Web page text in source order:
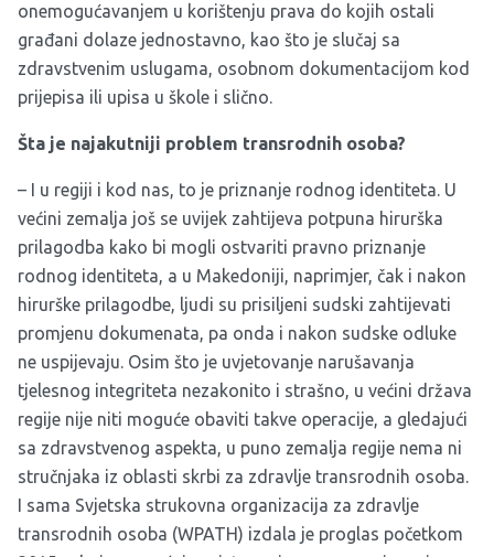
onemogućavanjem u korištenju prava do kojih ostali
građani dolaze jednostavno, kao što je slučaj sa
zdravstvenim uslugama, osobnom dokumentacijom kod
prijepisa ili upisa u škole i slično.
Šta je najakutniji problem transrodnih osoba?
– I u regiji i kod nas, to je priznanje rodnog identiteta. U
većini zemalja još se uvijek zahtijeva potpuna hirurška
prilagodba kako bi mogli ostvariti pravno priznanje
rodnog identiteta, a u Makedoniji, naprimjer, čak i nakon
hirurške prilagodbe, ljudi su prisiljeni sudski zahtijevati
promjenu dokumenata, pa onda i nakon sudske odluke
ne uspijevaju. Osim što je uvjetovanje narušavanja
tjelesnog integriteta nezakonito i strašno, u većini država
regije nije niti moguće obaviti takve operacije, a gledajući
sa zdravstvenog aspekta, u puno zemalja regije nema ni
stručnjaka iz oblasti skrbi za zdravlje transrodnih osoba.
I sama Svjetska strukovna organizacija za zdravlje
transrodnih osoba (WPATH) izdala je proglas početkom